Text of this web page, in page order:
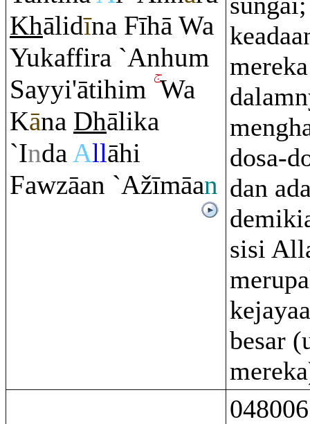
Khālidīna Fīhā Wa
Yukaffira `Anhum
Sayyi'ātihim Wa
Kāna Dhālika
`IndaAllāhi
Fawzāan `Ažīmāan
dosa-
dan
sisi
besar